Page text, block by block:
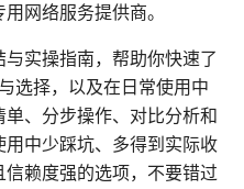
网络服务提供商。
实操指南，帮助你快速了
选择，以及在日常使用中
、分步操作、对比分析和
中少踩坑、多得到实际收
赖度强的选项，不要错过